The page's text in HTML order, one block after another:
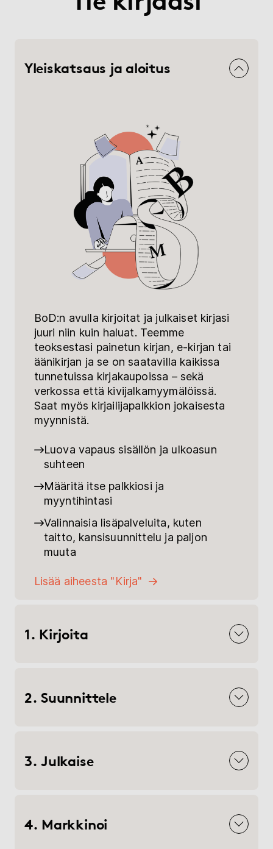
Yleiskatsaus ja aloitus
BoD:n avulla kirjoitat ja julkaiset kirjasi
juuri niin kuin haluat. Teemme
teoksestasi painetun kirjan, e-kirjan tai
äänikirjan ja se on saatavilla kaikissa
tunnetuissa kirjakaupoissa – sekä
verkossa että kivijalkamyymälöissä.
Saat myös kirjailijapalkkion jokaisesta
myynnistä.
Luova vapaus sisällön ja ulkoasun
suhteen
Määritä itse palkkiosi ja
myyntihintasi
Valinnaisia lisäpalveluita, kuten
taitto, kansisuunnittelu ja paljon
muuta
Lisää aiheesta "Kirja"
1. Kirjoita
2. Suunnittele
3. Julkaise
4. Markkinoi